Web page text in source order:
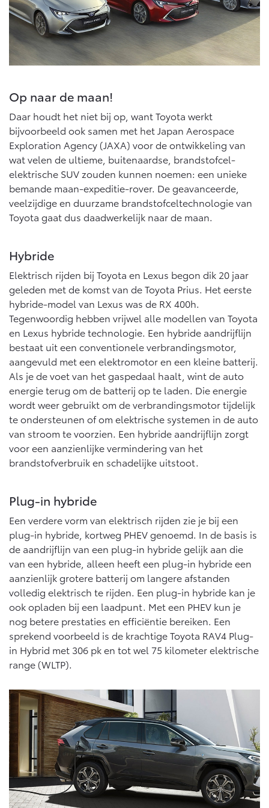
bZ4X
BATTERIJ-ELEKTRISCH
Vanaf € 39.995,-
bZ4X Touring
BATTERIJ-ELEKTRISCH
Vanaf € 48.995,-
Mirai
WATERSTOF-ELEKTRISCH
Vanaf € 76.695,-
Proace City (excl. BTW)
OOK ALS BATTERIJ-
ELEKTRISCH
Proace (excl. BTW)
OOK ALS BATTERIJ-
ELEKTRISCH
Vanaf € 37.500,-
Proace Verso
BATTERIJ-ELEKTRISCH
Vanaf € 55.950,-
Proace Max (excl. BTW)
ELEKTRISCH
Vanaf € 46.301,-
Hilux (excl. BTW)
OOK ALS BATTERIJ-
ELEKTRISCH
Vanaf € 56.570,-
Land Cruiser (excl. BTW)
Vanaf € 89.986,-
Navigatie updates
Op naar de maan!
Daar houdt het niet bij op, want Toyota werkt
bijvoorbeeld ook samen met het Japan Aerospace
Exploration Agency (JAXA) voor de ontwikkeling van
wat velen de ultieme, buitenaardse, brandstofcel-
elektrische SUV zouden kunnen noemen: een unieke
bemande maan-expeditie-rover. De geavanceerde,
veelzijdige en duurzame brandstofceltechnologie van
Toyota gaat dus daadwerkelijk naar de maan.
Hybride
Elektrisch rijden bij Toyota en Lexus begon dik 20 jaar
geleden met de komst van de Toyota Prius. Het eerste
hybride-model van Lexus was de RX 400h.
Tegenwoordig hebben vrijwel alle modellen van Toyota
en Lexus hybride technologie. Een hybride aandrijflijn
bestaat uit een conventionele verbrandingsmotor,
aangevuld met een elektromotor en een kleine batterij.
Als je de voet van het gaspedaal haalt, wint de auto
energie terug om de batterij op te laden. Die energie
wordt weer gebruikt om de verbrandingsmotor tijdelijk
te ondersteunen of om elektrische systemen in de auto
van stroom te voorzien. Een hybride aandrijflijn zorgt
voor een aanzienlijke vermindering van het
brandstofverbruik en schadelijke uitstoot.
Plug-in hybride
Een verdere vorm van elektrisch rijden zie je bij een
plug-in hybride, kortweg PHEV genoemd. In de basis is
de aandrijflijn van een plug-in hybride gelijk aan die
van een hybride, alleen heeft een plug-in hybride een
aanzienlijk grotere batterij om langere afstanden
volledig elektrisch te rijden. Een plug-in hybride kan je
ook opladen bij een laadpunt. Met een PHEV kun je
nog betere prestaties en efficiëntie bereiken. Een
sprekend voorbeeld is de krachtige Toyota RAV4 Plug-
in Hybrid met 306 pk en tot wel 75 kilometer elektrische
range (WLTP).